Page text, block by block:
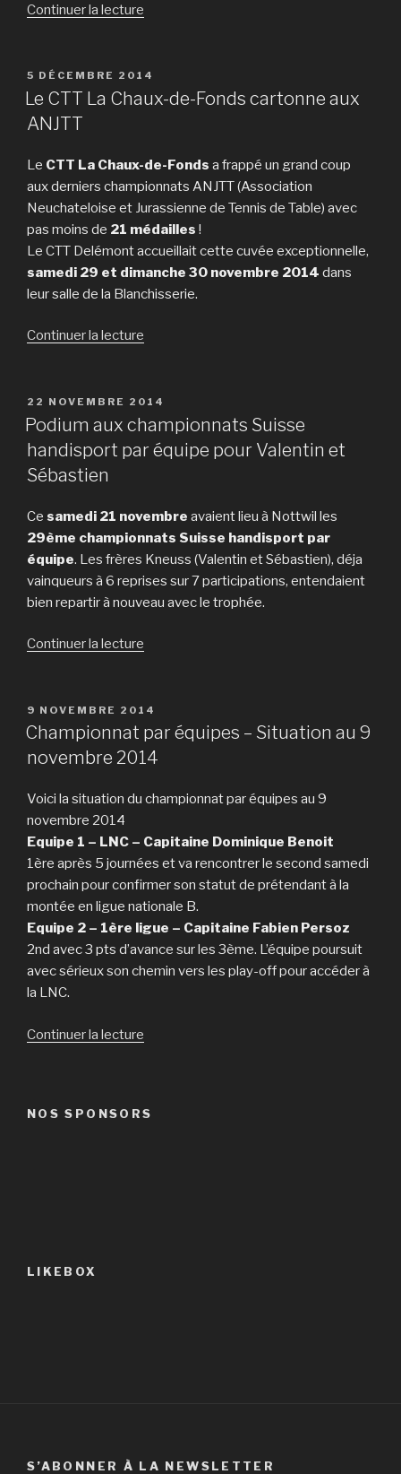
Continuer la lecture
Thun
–
à
1 »
PUBLIÉ
LE
5 DÉCEMBRE 2014
Le CTT La Chaux-de-Fonds cartonne aux
ANJTT
Le CTT La Chaux-de-Fonds a frappé un grand coup
aux derniers championnats ANJTT (Association
Neuchateloise et Jurassienne de Tennis de Table) avec
pas moins de 21 médailles !
Le CTT Delémont accueillait cette cuvée exceptionnelle,
samedi 29 et dimanche 30 novembre 2014 dans
leur salle de la Blanchisserie.
Continuer la lecture
La
Chaux-
de-
Fonds
PUBLIÉ
LE
22 NOVEMBRE 2014
Podium aux championnats Suisse
handisport par équipe pour Valentin et
Sébastien
Ce samedi 21 novembre avaient lieu à Nottwil les
29ème championnats Suisse handisport par
équipe. Les frères Kneuss (Valentin et Sébastien), déja
vainqueurs à 6 reprises sur 7 participations, entendaient
bien repartir à nouveau avec le trophée.
Continuer la lecture
championnats
Suisse
handisport
équipe
Valentin
et
Sébastien »
PUBLIÉ
LE
9 NOVEMBRE 2014
Championnat par équipes – Situation au 9
novembre 2014
Voici la situation du championnat par équipes au 9
novembre 2014
Equipe 1 – LNC – Capitaine Dominique Benoit
1ère après 5 journées et va rencontrer le second samedi
prochain pour confirmer son statut de prétendant à la
montée en ligue nationale B.
Equipe 2 – 1ère ligue – Capitaine Fabien Persoz
2nd avec 3 pts d’avance sur les 3ème. L’équipe poursuit
avec sérieux son chemin vers les play-off pour accéder à
la LNC.
Continuer la lecture
–
NOS SPONSORS
LIKEBOX
S’ABONNER À LA NEWSLETTER